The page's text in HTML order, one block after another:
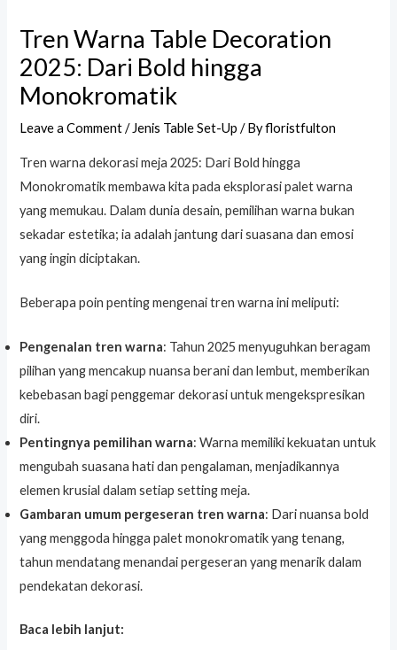
Tren Warna Table Decoration
2025: Dari Bold hingga
Monokromatik
Leave a Comment / Jenis Table Set-Up / Byfloristfulton
Tren warna dekorasi meja 2025: Dari Bold hingga
Monokromatik membawa kita pada eksplorasi palet warna
yang memukau. Dalam dunia desain, pemilihan warna bukan
sekadar estetika; ia adalah jantung dari suasana dan emosi
yang ingin diciptakan.
Beberapa poin penting mengenai tren warna ini meliputi:
Pengenalan tren warna: Tahun 2025 menyuguhkan beragam
pilihan yang mencakup nuansa berani dan lembut, memberikan
kebebasan bagi penggemar dekorasi untuk mengekspresikan
diri.
Pentingnya pemilihan warna: Warna memiliki kekuatan untuk
mengubah suasana hati dan pengalaman, menjadikannya
elemen krusial dalam setiap setting meja.
Gambaran umum pergeseran tren warna: Dari nuansa bold
yang menggoda hingga palet monokromatik yang tenang,
tahun mendatang menandai pergeseran yang menarik dalam
pendekatan dekorasi.
Baca lebih lanjut: